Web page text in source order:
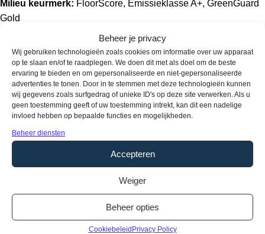
Beheer je privacy
Wij gebruiken technologieën zoals cookies om informatie over uw apparaat
op te slaan en/of te raadplegen. We doen dit met als doel om de beste
ervaring te bieden en om gepersonaliseerde en niet-gepersonaliseerde
advertenties te tonen. Door in te stemmen met deze technologieën kunnen
wij gegevens zoals surfgedrag of unieke ID's op deze site verwerken. Als u
geen toestemming geeft of uw toestemming intrekt, kan dit een nadelige
invloed hebben op bepaalde functies en mogelijkheden.
Beheer diensten
Accepteren
Weiger
Beheer opties
Cookiebeleid Privacy Policy
Milieu keurmerk: FloorScore, Emissieklasse A+, GreenGuard
Gold
Walvisgraat
Aanvullende informatie
KLEUR Bruin,
MERK Floer
Productomschrijving
Walvisgraat Orka Onbehandeld 2.0